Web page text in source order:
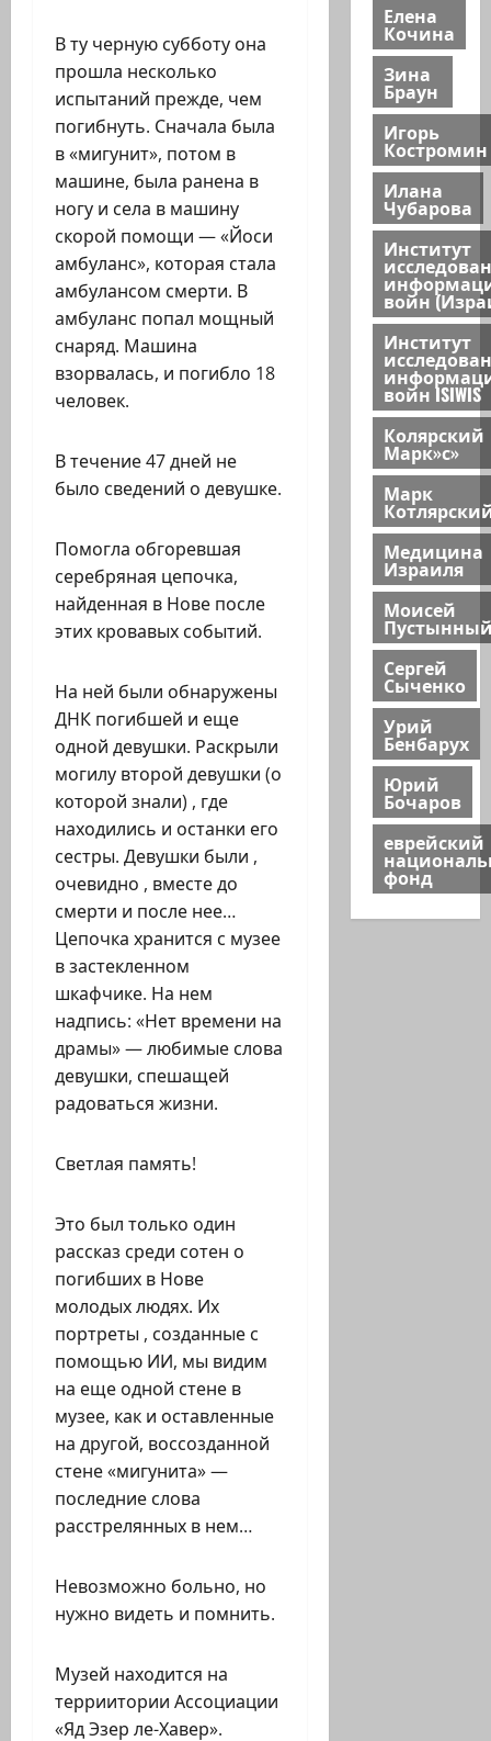
В ту черную субботу она
прошла несколько
испытаний прежде, чем
погибнуть. Сначала была
в «мигунит», потом в
машине, была ранена в
ногу и села в машину
скорой помощи — «Йоси
амбуланс», которая стала
амбулансом смерти. В
амбуланс попал мощный
снаряд. Машина
взорвалась, и погибло 18
человек.
В течение 47 дней не
было сведений о девушке.
Помогла обгоревшая
серебряная цепочка,
найденная в Нове после
этих кровавых событий.
На ней были обнаружены
ДНК погибшей и еще
одной девушки. Раскрыли
могилу второй девушки (о
которой знали) , где
находились и останки его
сестры. Девушки были ,
очевидно , вместе до
смерти и после нее…
Цепочка хранится с музее
в застекленном
шкафчике. На нем
надпись: «Нет времени на
драмы» — любимые слова
девушки, спешащей
радоваться жизни.
Светлая память!
Это был только один
рассказ среди сотен о
погибших в Нове
молодых людях. Их
портреты , созданные с
помощью ИИ, мы видим
на еще одной стене в
музее, как и оставленные
на другой, воссозданной
стене «мигунита» —
последние слова
расстрелянных в нем…
Невозможно больно, но
нужно видеть и помнить.
Музей находится на
терриитории Ассоциации
«Яд Эзер ле-Хавер».
Елена
Кочина
Зина
Браун
Игорь
Костромин
Илана
Чубарова
Институт
войн
Институт
войн ISIWIS
Колярский
Марк»с»
Марк
Медицина
Израиля
Моисей
Сергей
Сыченко
Урий
Бенбарух
Юрий
Бочаров
еврейский
фонд